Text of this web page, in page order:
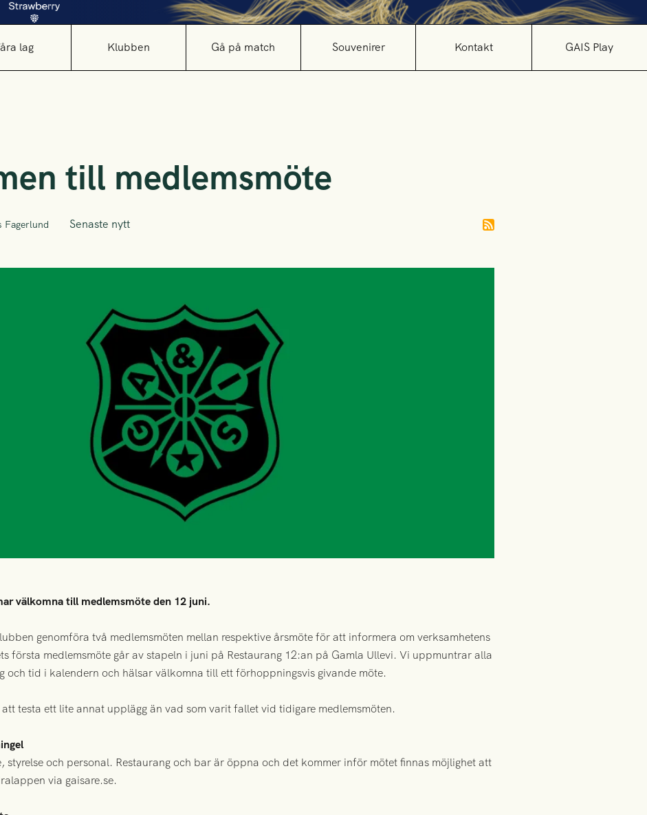
lag Klubben Gå på match Souvenirer Kontakt GAIS Play
till medlemsmöte
Fagerlund Senaste nytt
välkomna till medlemsmöte den 12 juni.
genomföra två medlemsmöten mellan respektive årsmöte för att informera om verksamhetens
första medlemsmöte går av stapeln i juni på Restaurang 12:an på Gamla Ullevi. Vi uppmuntrar alla
och tid i kalendern och hälsar välkomna till ett förhoppningsvis givande möte.
testa ett lite annat upplägg än vad som varit fallet vid tidigare medlemsmöten.
styrelse och personal. Restaurang och bar är öppna och det kommer inför mötet finnas möjlighet att
via gaisare.se.